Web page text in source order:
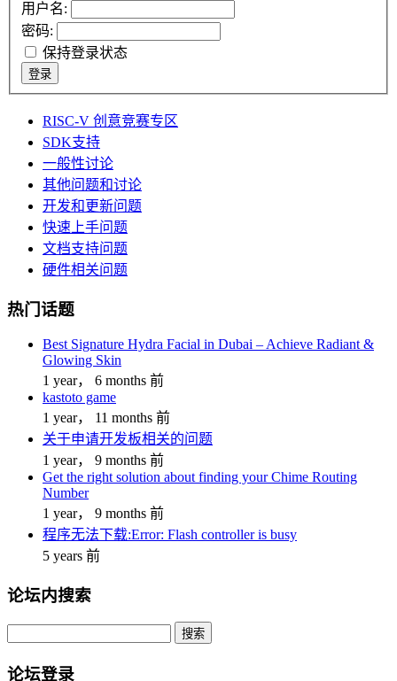
用户名:
密码:
保持登录状态
登录
RISC-V 创意竞赛专区
SDK支持
一般性讨论
其他问题和讨论
开发和更新问题
快速上手问题
文档支持问题
硬件相关问题
热门话题
Best Signature Hydra Facial in Dubai – Achieve Radiant &
Glowing Skin
1 year， 6 months 前
kastoto game
1 year， 11 months 前
关于申请开发板相关的问题
1 year， 9 months 前
Get the right solution about finding your Chime Routing
Number
1 year， 9 months 前
程序无法下载:Error: Flash controller is busy
5 years 前
论坛内搜索
论坛登录